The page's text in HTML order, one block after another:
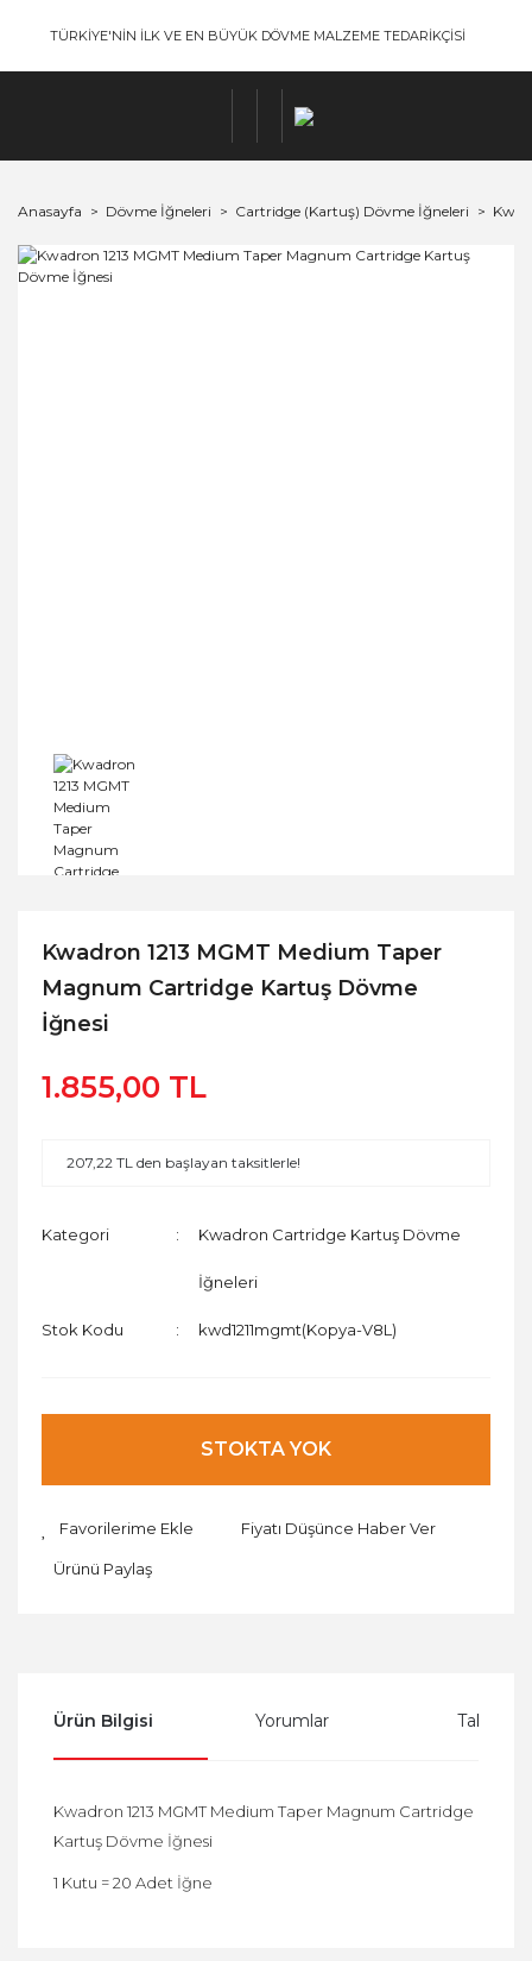
TÜRKİYE'NİN İLK VE EN BÜYÜK DÖVME MALZEME TEDARİKÇİSİ
Anasayfa Dövme İğneleri Cartridge (Kartuş) Dövme İğneleri
Kwadron 1213 MGMT Medium Taper
Magnum Cartridge Kartuş Dövme
İğnesi
1.855,00 TL
207,22 TL den başlayan taksitlerle!
Kategori Kwadron Cartridge Kartuş Dövme
İğneleri
Stok Kodu kwd1211mgmt(Kopya-V8L)
STOKTA YOK
Fiyatı Düşünce Haber Ver
Ürünü Paylaş
Ürün Bilgisi Yorumlar Taksit
Kwadron 1213 MGMT Medium Taper Magnum Cartridge
Kartuş Dövme İğnesi
1 Kutu = 20 Adet İğne